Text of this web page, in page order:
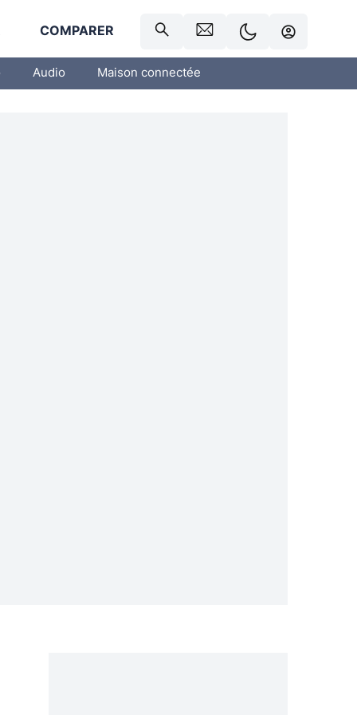
COMPARER
Audio Maison connectée